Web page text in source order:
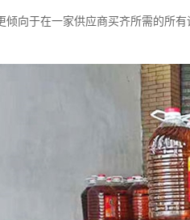
倾向于在一家供应商买齐所需的所